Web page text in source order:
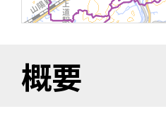
概要